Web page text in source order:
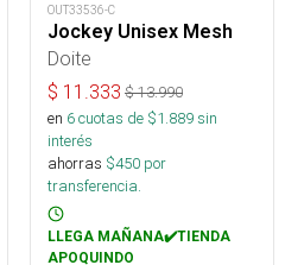
OUT33536-C
Jockey Unisex Mesh
Doite
$ 11.333 $13.990
en 6cuotas de $1.889sin
interés
ahorras $450 por
transferencia.
LLEGA MAÑANA✔️TIENDA
APOQUINDO